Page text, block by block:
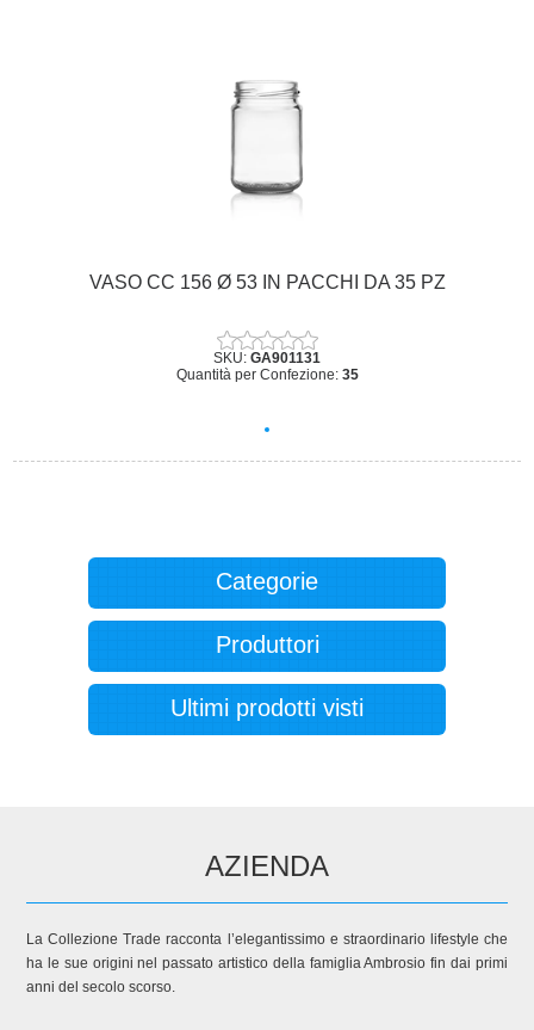
VASO CC 156 Ø 53 IN PACCHI DA 35 PZ
SKU: GA901131
Quantità per Confezione: 35
Categorie
Produttori
Ultimi prodotti visti
AZIENDA
La Collezione Trade racconta l’elegantissimo e straordinario lifestyle che
ha le sue origini nel passato artistico della famiglia Ambrosio fin dai primi
anni del secolo scorso.